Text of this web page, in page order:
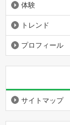
体験
トレンド
プロフィール
サイトマップ